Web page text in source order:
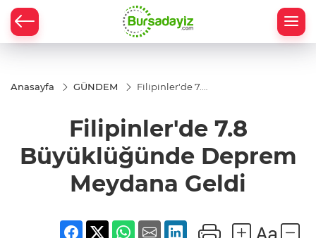
Anasayfa GÜNDEM
Filipinler'de 7.8
Meydana Geldi
Filipinler'de 7.8
Büyüklüğünde Deprem
Meydana Geldi